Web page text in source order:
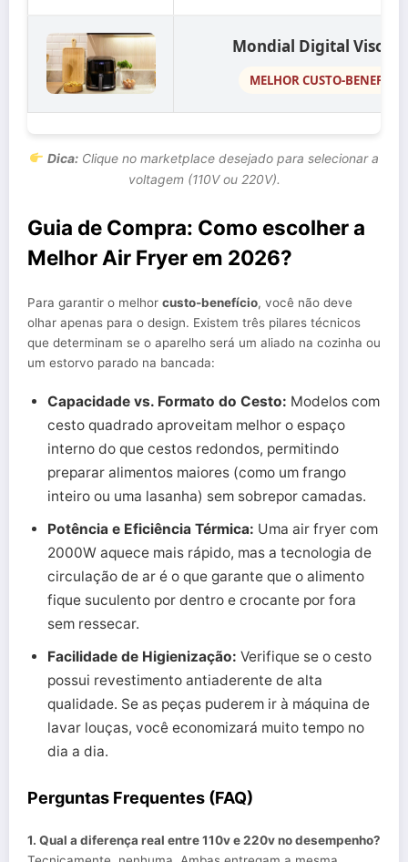
Mondial Digital Visor
MELHOR CUSTO-BENEFÍCIO
Dica:Clique no marketplace desejado para selecionar a
voltagem (110V ou 220V).
Guia de Compra: Como escolher a
Melhor Air Fryer em 2026?
Para garantir o melhor custo-benefício, você não deve
olhar apenas para o design. Existem três pilares técnicos
que determinam se o aparelho será um aliado na cozinha ou
um estorvo parado na bancada:
Capacidade vs. Formato do Cesto: Modelos com
cesto quadrado aproveitam melhor o espaço
interno do que cestos redondos, permitindo
preparar alimentos maiores (como um frango
inteiro ou uma lasanha) sem sobrepor camadas.
Potência e Eficiência Térmica: Uma air fryer com
2000W aquece mais rápido, mas a tecnologia de
circulação de ar é o que garante que o alimento
fique suculento por dentro e crocante por fora
sem ressecar.
Facilidade de Higienização: Verifique se o cesto
possui revestimento antiaderente de alta
qualidade. Se as peças puderem ir à máquina de
lavar louças, você economizará muito tempo no
dia a dia.
Perguntas Frequentes (FAQ)
1. Qual a diferença real entre 110v e 220v no desempenho?